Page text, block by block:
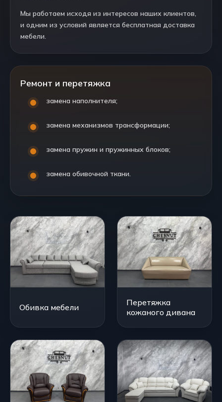
Мы работаем исходя из интересов наших клиентов,
и одним из условий является бесплатная доставка
мебели.
Ремонт и перетяжка
замена наполнителя;
замена механизмов трансформации;
замена пружин и пружинных блоков;
замена обивочной ткани.
Обивка мебели
Перетяжка
кожаного дивана